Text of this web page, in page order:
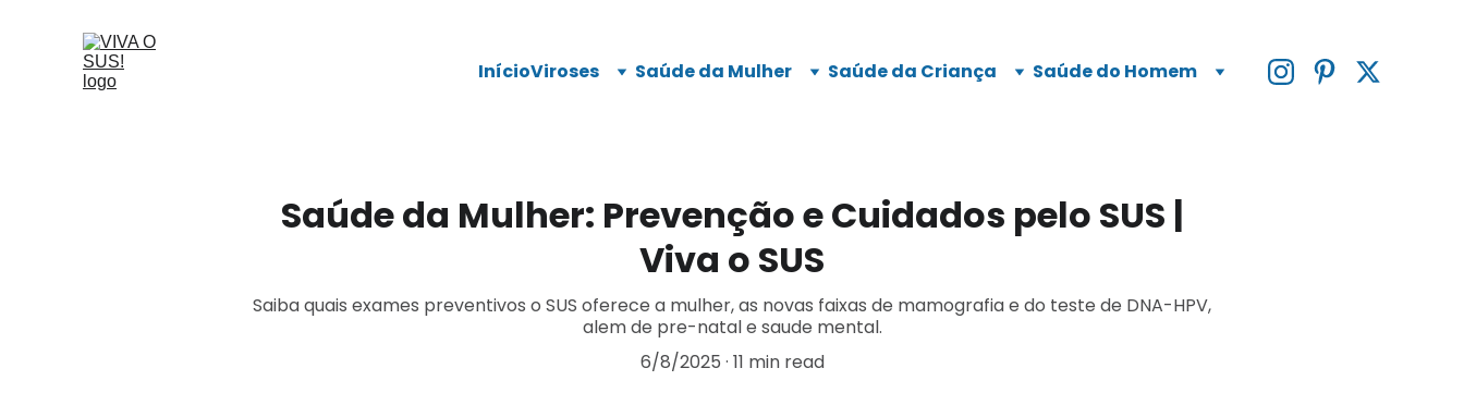
InícioViroses Saúde da Mulher Saúde da Criança Saúde do Homem
Saúde da Mulher: Prevenção e Cuidados pelo SUS |
Viva o SUS
Saiba quais exames preventivos o SUS oferece a mulher, as novas faixas de mamografia e do teste de DNA-HPV,
alem de pre-natal e saude mental.
6/8/2025 11 min read